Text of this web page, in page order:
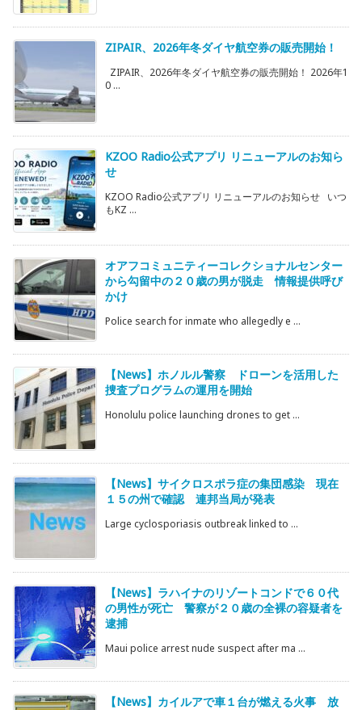
ZIPAIR、2026年冬ダイヤ航空券の販売開始！
ZIPAIR、2026年冬ダイヤ航空券の販売開始！ 2026年1
0 ...
KZOO Radio公式アプリ リニューアルのお知ら
せ
KZOO Radio公式アプリ リニューアルのお知らせ いつ
もKZ ...
オアフコミュニティーコレクショナルセンター
から勾留中の２０歳の男が脱走 情報提供呼び
かけ
Police search for inmate who allegedly e ...
【News】ホノルル警察 ドローンを活用した
捜査プログラムの運用を開始
Honolulu police launching drones to get ...
【News】サイクロスポラ症の集団感染 現在
１５の州で確認 連邦当局が発表
Large cyclosporiasis outbreak linked to ...
【News】ラハイナのリゾートコンドで６０代
の男性が死亡 警察が２０歳の全裸の容疑者を
逮捕
Maui police arrest nude suspect after ma ...
【News】カイルアで車１台が燃える火事 放